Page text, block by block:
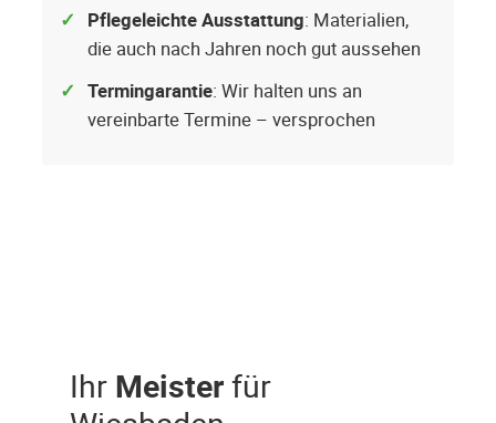
Pflegeleichte Ausstattung: Materialien,
die auch nach Jahren noch gut aussehen
Termingarantie: Wir halten uns an
vereinbarte Termine – versprochen
Ihr Meisterfür